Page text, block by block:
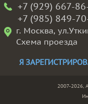
+7 (929) 667-
+7 (985) 849-
г. Москва,
Схема проезда
Я
2007-2026,